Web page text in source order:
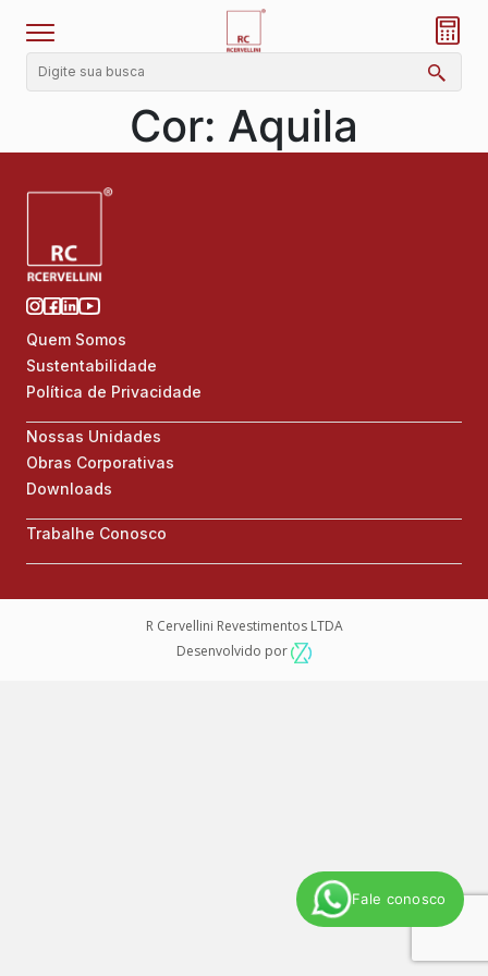
Fale conosco
Cor: Aquila
Quem Somos
Sustentabilidade
Política de Privacidade
Nossas Unidades
Obras Corporativas
Downloads
Trabalhe Conosco
R Cervellini Revestimentos LTDA
Desenvolvido por